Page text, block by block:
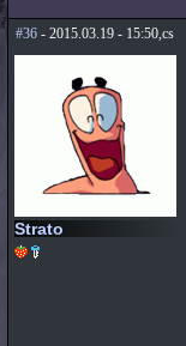
#36- 2015.03.19 - 15:50,cs
Strato